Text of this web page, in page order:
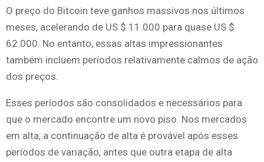
O preço do Bitcoin teve ganhos massivos nos últimos
meses, acelerando de US $ 11.000 para quase US $
62.000. No entanto, essas altas impressionantes
também incluem períodos relativamente calmos de ação
dos preços.
Esses períodos são consolidados e necessários para
que o mercado encontre um novo piso. Nos mercados
em alta, a continuação de alta é provável após esses
períodos de variação, antes que outra etapa de alta